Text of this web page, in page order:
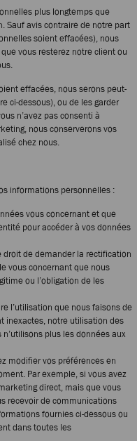
plus longtemps que
Sauf avis contraire de notre part
soient effacées), nous
vous resterez notre client ou
effacées, nous serons peut-
ci-dessous), ou de les garder
n’avez pas consenti à
nous conserverons vos
chez nous.
informations personnelles :
vous concernant et que
pour accéder à vos données
droit de demander la rectification
vous concernant que nous
ou l’obligation de les
l’utilisation que nous faisons de
inexactes, notre utilisation des
plus les données aux
modifier vos préférences en
Par exemple, si vous avez
direct, mais que vous
recevoir de communications
fournies ci-dessous ou
dans toutes les